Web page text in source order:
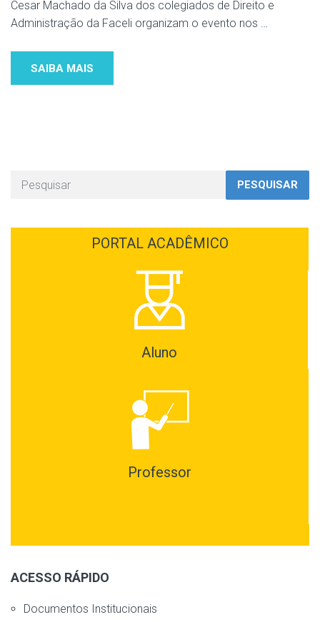
Cesar Machado da Silva dos colegiados de Direito e
Administração da Faceli organizam o evento nos …
SAIBA MAIS
PESQUISAR
PORTAL ACADÊMICO
Aluno
Professor
ACESSO RÁPIDO
Documentos Institucionais